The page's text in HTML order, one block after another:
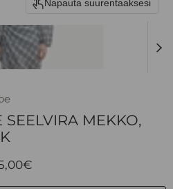
Napauta suurentaaksesi
SEELVIRA MEKKO,
hintahinta